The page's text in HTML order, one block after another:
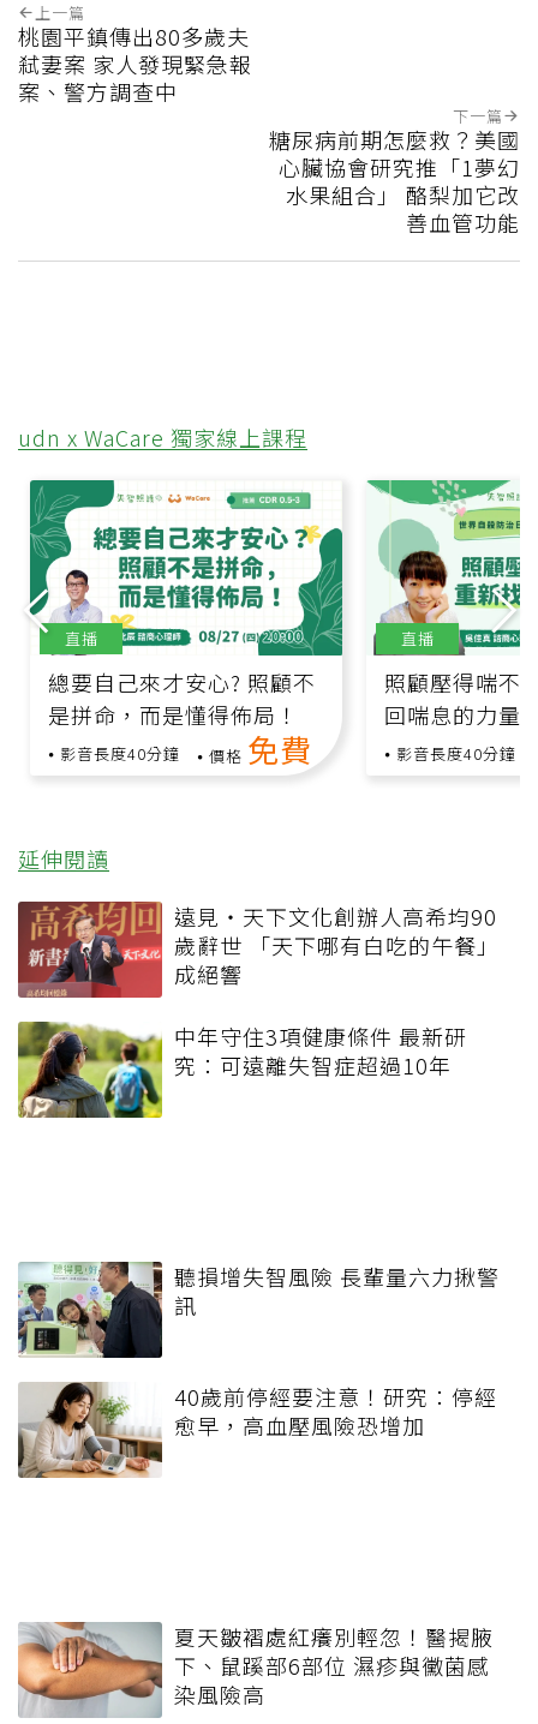
上一篇
桃園平鎮傳出80多歲夫
弒妻案 家人發現緊急報
案、警方調查中
下一篇
糖尿病前期怎麼救？美國
心臟協會研究推「1夢幻
水果組合」 酪梨加它改
善血管功能
udn x WaCare 獨家線上課程
總要自己來才安心? 照顧不
是拼命，而是懂得佈局！
影音長度40分鐘 價格 免費
直播
照顧壓得喘不
回喘息的力量
影音長度40分鐘
直播
延伸閱讀
遠見‧天下文化創辦人高希均90
歲辭世 「天下哪有白吃的午餐」
成絕響
中年守住3項健康條件 最新研
究：可遠離失智症超過10年
聽損增失智風險 長輩量六力揪警
訊
40歲前停經要注意！研究：停經
愈早，高血壓風險恐增加
夏天皺褶處紅癢別輕忽！醫揭腋
下、鼠蹊部6部位 濕疹與黴菌感
染風險高